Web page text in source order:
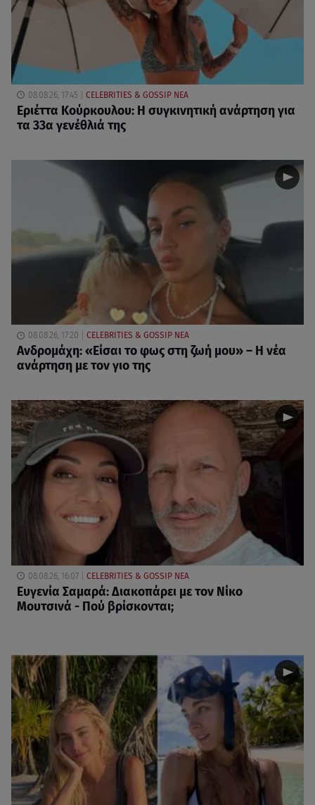
08.08.26, 17:45 CELEBRITIES & GOSSIP ΝΕΑ
Εριέττα Κούρκουλου: Η συγκινητική ανάρτηση για
τα 33α γενέθλιά της
08.08.26, 17:20 CELEBRITIES & GOSSIP ΝΕΑ
Ανδρομάχη: «Είσαι το φως στη ζωή μου» – Η νέα
ανάρτηση με τον γιο της
08.08.26, 16:07 CELEBRITIES & GOSSIP ΝΕΑ
Ευγενία Σαμαρά: Διακοπάρει με τον Νίκο
Μουτσινά - Πού βρίσκονται;